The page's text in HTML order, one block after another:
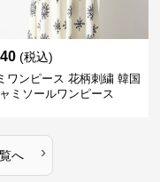
(税込)
ワンピース 花柄刺繍 韓国
ミソールワンピース
へ ›